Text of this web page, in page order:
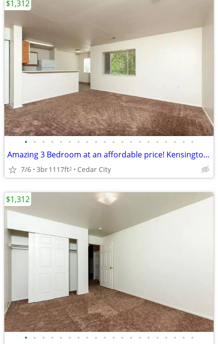
• • • • • • • • • • • • • • • • • • • •
Amazing 3 Bedroom at an affordable price! Kensington Place
7/6 3br1117ft2 Cedar City
$1,312
• • • • • • • • • • • • • • • • • • • •
$1,312